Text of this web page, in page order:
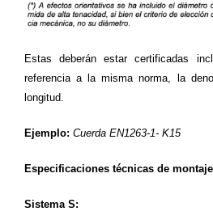
Estas deberán estar certificadas
referencia a la misma norma, la
longitud.
Ejemplo: Cuerda EN1263-1- K15
Especificaciones técnicas de montaje
Sistema S: